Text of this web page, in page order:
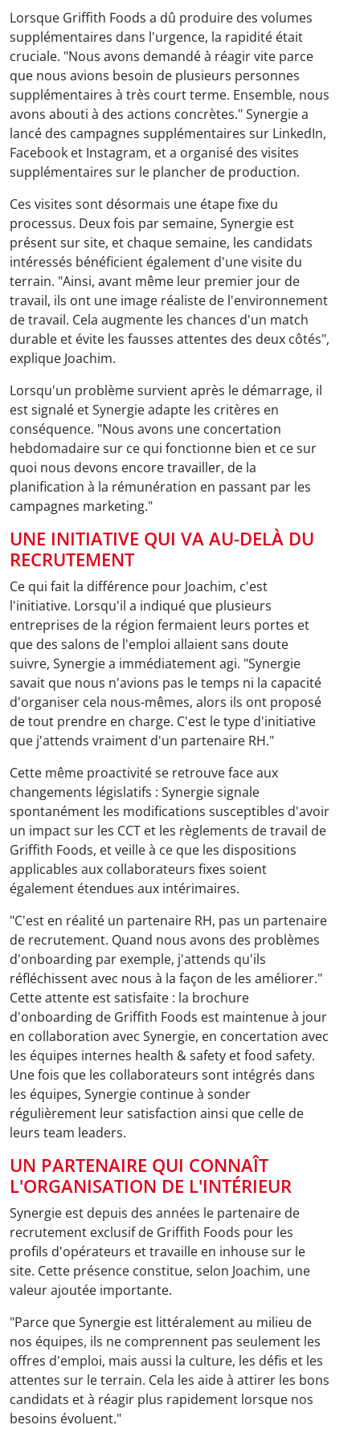
Lorsque Griffith Foods a dû produire des volumes
supplémentaires dans l'urgence, la rapidité était
cruciale. "Nous avons demandé à réagir vite parce
que nous avions besoin de plusieurs personnes
supplémentaires à très court terme. Ensemble, nous
avons abouti à des actions concrètes." Synergie a
lancé des campagnes supplémentaires sur LinkedIn,
Facebook et Instagram, et a organisé des visites
supplémentaires sur le plancher de production.
Ces visites sont désormais une étape fixe du
processus. Deux fois par semaine, Synergie est
présent sur site, et chaque semaine, les candidats
intéressés bénéficient également d'une visite du
terrain. "Ainsi, avant même leur premier jour de
travail, ils ont une image réaliste de l'environnement
de travail. Cela augmente les chances d'un match
durable et évite les fausses attentes des deux côtés",
explique Joachim.
Lorsqu'un problème survient après le démarrage, il
est signalé et Synergie adapte les critères en
conséquence. "Nous avons une concertation
hebdomadaire sur ce qui fonctionne bien et ce sur
quoi nous devons encore travailler, de la
planification à la rémunération en passant par les
campagnes marketing."
UNE INITIATIVE QUI VA AU-DELÀ DU
RECRUTEMENT
Ce qui fait la différence pour Joachim, c'est
l'initiative. Lorsqu'il a indiqué que plusieurs
entreprises de la région fermaient leurs portes et
que des salons de l'emploi allaient sans doute
suivre, Synergie a immédiatement agi. "Synergie
savait que nous n'avions pas le temps ni la capacité
d'organiser cela nous-mêmes, alors ils ont proposé
de tout prendre en charge. C'est le type d'initiative
que j'attends vraiment d'un partenaire RH."
Cette même proactivité se retrouve face aux
changements législatifs : Synergie signale
spontanément les modifications susceptibles d'avoir
un impact sur les CCT et les règlements de travail de
Griffith Foods, et veille à ce que les dispositions
applicables aux collaborateurs fixes soient
également étendues aux intérimaires.
"C'est en réalité un partenaire RH, pas un partenaire
de recrutement. Quand nous avons des problèmes
d'onboarding par exemple, j'attends qu'ils
réfléchissent avec nous à la façon de les améliorer."
Cette attente est satisfaite : la brochure
d'onboarding de Griffith Foods est maintenue à jour
en collaboration avec Synergie, en concertation avec
les équipes internes health & safety et food safety.
Une fois que les collaborateurs sont intégrés dans
les équipes, Synergie continue à sonder
régulièrement leur satisfaction ainsi que celle de
leurs team leaders.
UN PARTENAIRE QUI CONNAÎT
L'ORGANISATION DE L'INTÉRIEUR
Synergie est depuis des années le partenaire de
recrutement exclusif de Griffith Foods pour les
profils d'opérateurs et travaille en inhouse sur le
site. Cette présence constitue, selon Joachim, une
valeur ajoutée importante.
"Parce que Synergie est littéralement au milieu de
nos équipes, ils ne comprennent pas seulement les
offres d'emploi, mais aussi la culture, les défis et les
attentes sur le terrain. Cela les aide à attirer les bons
candidats et à réagir plus rapidement lorsque nos
besoins évoluent."